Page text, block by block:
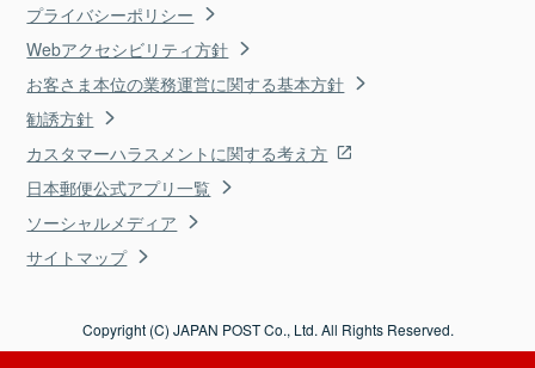
プライバシーポリシー
Webアクセシビリティ方針
お客さま本位の業務運営に関する基本方針
勧誘方針
カスタマーハラスメントに関する考え方
日本郵便公式アプリ一覧
ソーシャルメディア
サイトマップ
Copyright (C) JAPAN POST Co., Ltd. All Rights Reserved.